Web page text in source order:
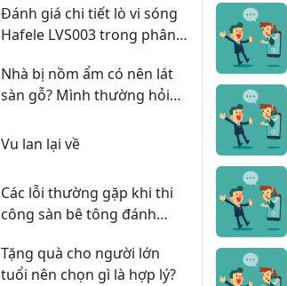
Đánh giá chi tiết lò vi sóng
Hafele LVS003 trong phân
Nhà bị nồm ẩm có nên lát
sàn gỗ? Mình thường hỏi
Vu lan lại về
Các lỗi thường gặp khi thi
công sàn bê tông đánh
Tặng quà cho người lớn
tuổi nên chọn gì là hợp lý?